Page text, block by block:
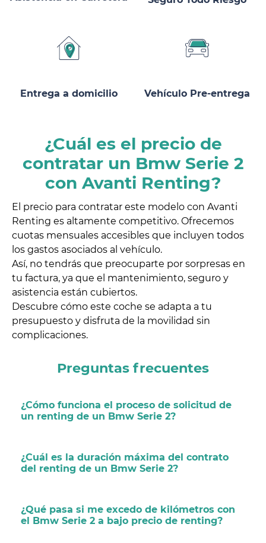
Entrega a domicilio Vehículo Pre-entrega
¿Cuál es el precio de
contratar un Bmw Serie 2
con Avanti Renting?
El precio para contratar este modelo con Avanti
Renting es altamente competitivo. Ofrecemos
cuotas mensuales accesibles que incluyen todos
los gastos asociados al vehículo.
Así, no tendrás que preocuparte por sorpresas en
tu factura, ya que el mantenimiento, seguro y
asistencia están cubiertos.
Descubre cómo este coche se adapta a tu
presupuesto y disfruta de la movilidad sin
complicaciones.
Preguntas frecuentes
¿Cómo funciona el proceso de solicitud de
un renting de un Bmw Serie 2?
¿Cuál es la duración máxima del contrato
del renting de un Bmw Serie 2?
¿Qué pasa si me excedo de kilómetros con
el Bmw Serie 2 a bajo precio de renting?